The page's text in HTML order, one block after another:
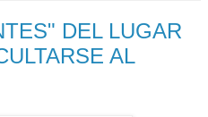
DEL LUGAR
AL